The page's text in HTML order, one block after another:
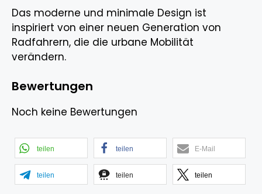
Das moderne und minimale Design ist
inspiriert von einer neuen Generation von
Radfahrern, die die urbane Mobilität
verändern.
Bewertungen
Noch keine Bewertungen
teilen teilen E-Mail
teilen teilen teilen